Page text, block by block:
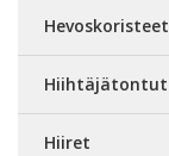
Hevoskoristeet
Hiihtäjätontut
Hiiret